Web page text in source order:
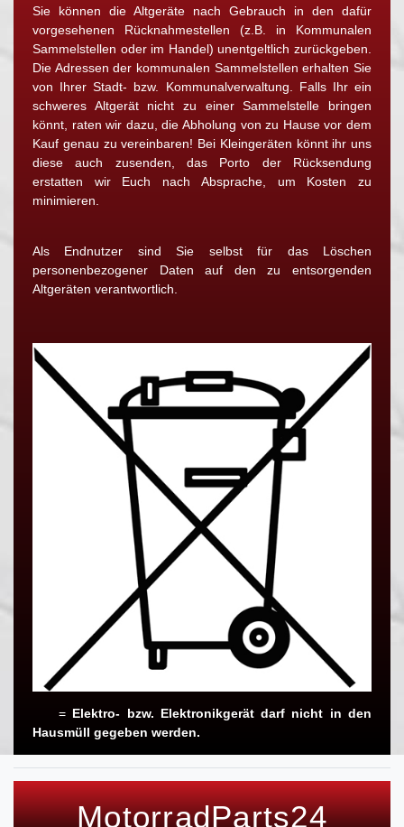
Sie können die Altgeräte nach Gebrauch in den dafür
vorgesehenen Rücknahmestellen (z.B. in Kommunalen
Sammelstellen oder im Handel) unentgeltlich zurückgeben.
Die Adressen der kommunalen Sammelstellen erhalten Sie
von Ihrer Stadt- bzw. Kommunalverwaltung. Falls Ihr ein
schweres Altgerät nicht zu einer Sammelstelle bringen
könnt, raten wir dazu, die Abholung von zu Hause vor dem
Kauf genau zu vereinbaren! Bei Kleingeräten könnt ihr uns
diese auch zusenden, das Porto der Rücksendung
erstatten wir Euch nach Absprache, um Kosten zu
minimieren.
Als Endnutzer sind Sie selbst für das Löschen
personenbezogener Daten auf den zu entsorgenden
Altgeräten verantwortlich.
= Elektro- bzw. Elektronikgerät darf nicht in den
Hausmüll gegeben werden.
MotorradParts24